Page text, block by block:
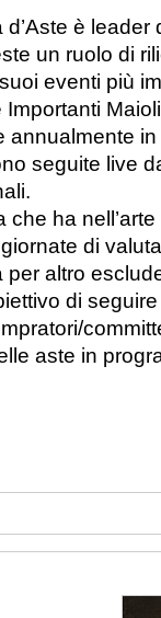
è leader
un ruolo di
eventi più
annualmente
seguite live
ha
di
altro
di
aste in